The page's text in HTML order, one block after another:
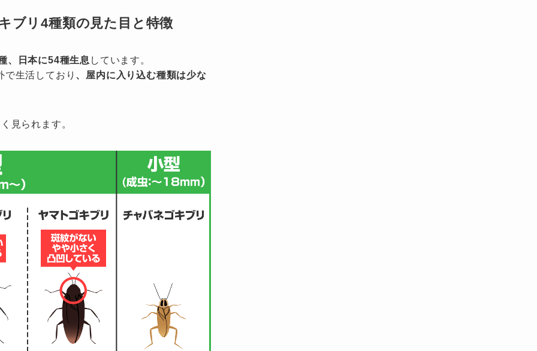
ブリ4種類の見た目と特徴
、日本に54種生息 しています。
で生活しており 、屋内に入り込む種類は少な
見られます。